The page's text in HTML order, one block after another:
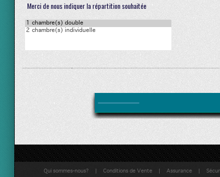
Merci de nous indiquer la répartition souhaitée
Qui sommes-nous? | Conditions de Vente | Assurance |